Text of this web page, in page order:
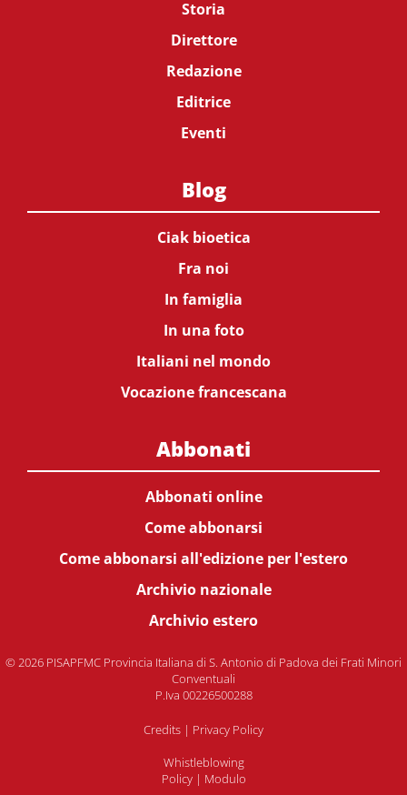
Storia
Direttore
Redazione
Editrice
Eventi
Blog
Ciak bioetica
Fra noi
In famiglia
In una foto
Italiani nel mondo
Vocazione francescana
Abbonati
Abbonati online
Come abbonarsi
Come abbonarsi all'edizione per l'estero
Archivio nazionale
Archivio estero
© 2026 PISAPFMC Provincia Italiana di S. Antonio di Padova dei Frati Minori
Conventuali
P.Iva 00226500288
Credits | Privacy Policy
Whistleblowing
Policy| Modulo